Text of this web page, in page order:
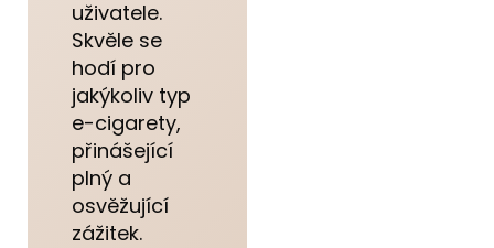
uživatele.
Skvěle se
hodí pro
jakýkoliv typ
e-cigarety,
přinášející
plný a
osvěžující
zážitek.